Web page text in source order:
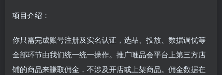
项目介绍：
你只需完成账号注册及实名认证，选品、投放、数据调优等
全部环节由我们统一统一操作。推广唯品会平台上第三方店
铺的商品来賺取佣金，不涉及开店或上架商品。佣金数据在